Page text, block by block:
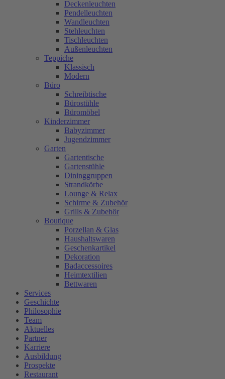
Deckenleuchten
Pendelleuchten
Wandleuchten
Stehleuchten
Tischleuchten
Außenleuchten
Teppiche
Klassisch
Modern
Büro
Schreibtische
Bürostühle
Büromöbel
Kinderzimmer
Babyzimmer
Jugendzimmer
Garten
Gartentische
Gartenstühle
Dininggruppen
Strandkörbe
Lounge & Relax
Schirme & Zubehör
Grills & Zubehör
Boutique
Porzellan & Glas
Haushaltswaren
Geschenkartikel
Dekoration
Badaccessoires
Heimtextilien
Bettwaren
Services
Geschichte
Philosophie
Team
Aktuelles
Partner
Karriere
Ausbildung
Prospekte
Restaurant